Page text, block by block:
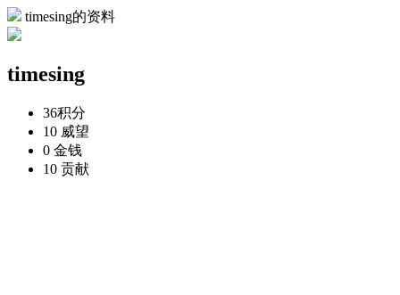
timesing的资料
timesing
36积分
10 威望
0 金钱
10 贡献